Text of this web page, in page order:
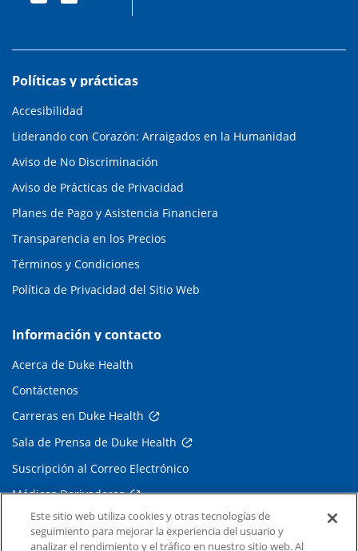
Políticas y prácticas
Accesibilidad
Liderando con Corazón: Arraigados en la Humanidad
Aviso de No Discriminación
Aviso de Prácticas de Privacidad
Planes de Pago y Asistencia Financiera
Transparencia en los Precios
Términos y Condiciones
Política de Privacidad del Sitio Web
Información y contacto
Acerca de Duke Health
Contáctenos
Carreras en Duke Health
Sala de Prensa de Duke Health
Suscripción al Correo Electrónico
Médicos Derivadores
Enlaces relacionados
Este sitio web utiliza cookies y otras tecnologías de
seguimiento para mejorar la experiencia del usuario y
analizar el rendimiento y el tráfico en nuestro sitio web. Al